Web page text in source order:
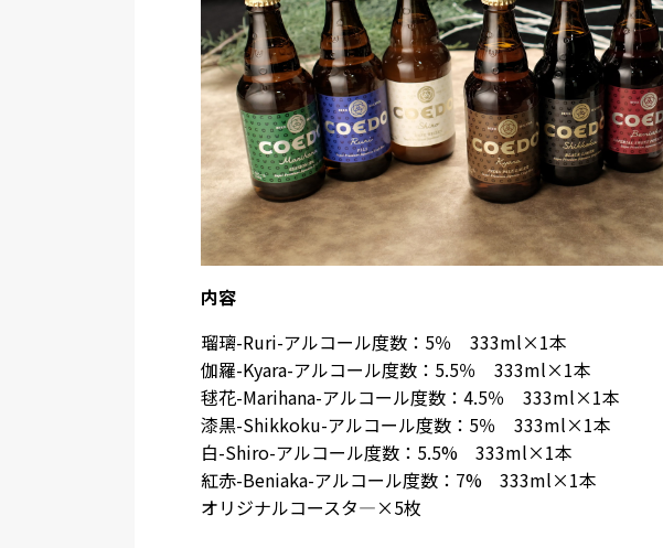
内容
瑠璃-Ruri-アルコール度数：5％ 333ml×1本
伽羅-Kyara-アルコール度数：5.5％ 333ml×1本
毬花-Marihana-アルコール度数：4.5％ 333ml×1本
漆黒-Shikkoku-アルコール度数：5％ 333ml×1本
白-Shiro-アルコール度数：5.5% 333ml×1本
紅赤-Beniaka-アルコール度数：7% 333ml×1本
オリジナルコースタ―×5枚